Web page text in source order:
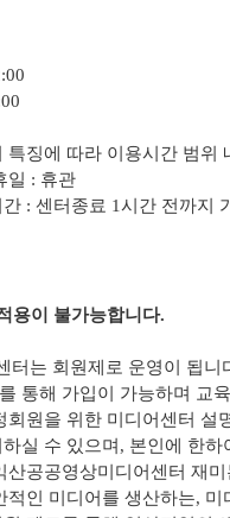
특징에 따라 이용시간 범위
일 : 휴관
: 센터종료 1시간 전까지
용이 불가능합니다.
터는 회원제로 운영이 됩
통해 가입이 가능하며 교
회원을 위한 미디어센터
실 수 있으며, 본인에 한
산공공영상미디어센터 재
적인 미디어를 생산하는, 미